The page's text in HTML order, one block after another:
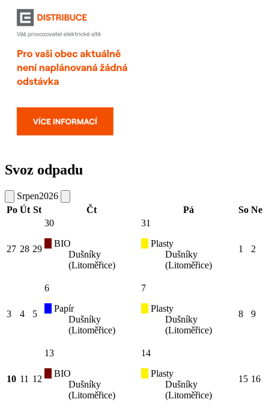
Svoz odpadu
Srpen2026
Po Út St Čt Pá So Ne
27 28 29
30
BIO
Dušníky
(Litoměřice)
31
Plasty
Dušníky
(Litoměřice)
1 2
3 4 5
6
Papír
Dušníky
(Litoměřice)
7
Plasty
Dušníky
(Litoměřice)
8 9
10 11 12
13
BIO
Dušníky
(Litoměřice)
14
Plasty
Dušníky
(Litoměřice)
15 16